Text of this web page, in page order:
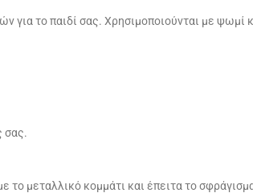
για το παιδί σας. Χρησιμοποιούνται με
σας.
μεταλλικό κομμάτι και έπειτα το